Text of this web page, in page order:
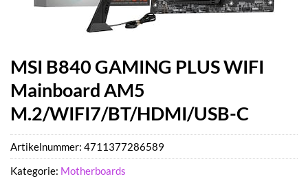
MSI B840 GAMING PLUS WIFI
Mainboard AM5
M.2/WIFI7/BT/HDMI/USB-C
Artikelnummer: 4711377286589
Kategorie: Motherboards